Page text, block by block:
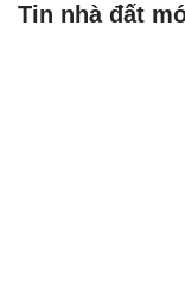
Tin nhà đất